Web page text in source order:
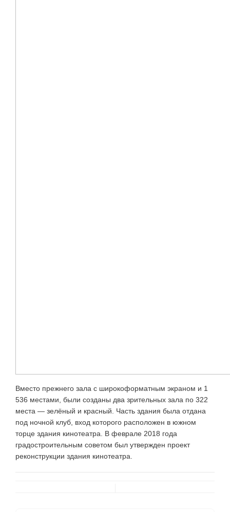
Вместо прежнего зала с широкоформатным экраном и 1
536 местами, были созданы два зрительных зала по 322
места — зелёный и красный. Часть здания была отдана
под ночной клуб, вход которого расположен в южном
торце здания кинотеатра. В феврале 2018 года
градостроительным советом был утвержден проект
реконструкции здания кинотеатра.